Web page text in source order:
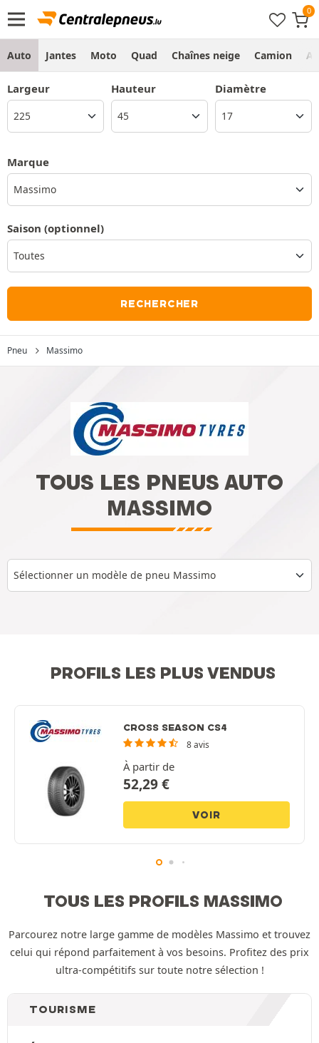
Auto Jantes Moto Quad Chaînes neige Camion
Largeur Hauteur Diamètre
Marque
Massimo
Saison (optionnel)
RECHERCHER
Pneu Massimo
TOUS LES PNEUS AUTO
MASSIMO
Sélectionner un modèle de pneu Massimo
PROFILS LES PLUS VENDUS
CROSS SEASON CS4
8 avis
À partir de
52,29€
VOIR
TOUS LES PROFILS MASSIMO
Parcourez notre large gamme de modèles Massimo et trouvez
celui qui répond parfaitement à vos besoins. Profitez des prix
ultra-compétitifs sur toute notre sélection !
TOURISME